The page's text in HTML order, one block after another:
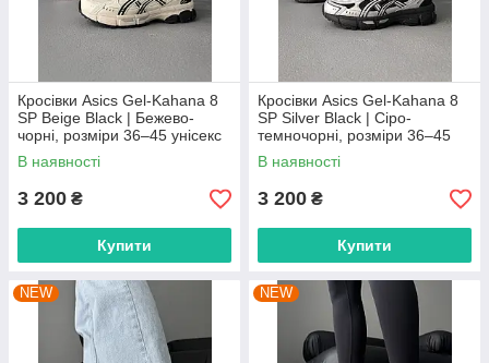
Кросівки Asics Gel-Kahana 8
SP Beige Black | Бежево-
чорні, розміри 36–45 унісекс
В наявності
3 200 ₴
Купити
Кросівки Asics Gel-Kahana 8
SP Silver Black | Сіро-
темночорні, розміри 36–45
унісекс
В наявності
3 200 ₴
Купити
NEW NEW